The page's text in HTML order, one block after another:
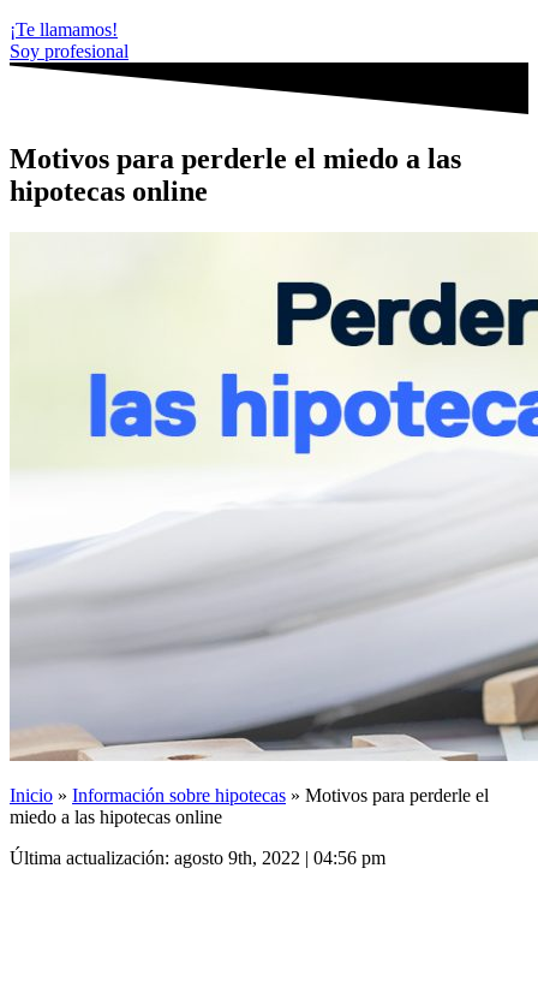
¡Te llamamos!
Soy profesional
Motivos para perderle el miedo a las
hipotecas online
Inicio » Información sobre hipotecas » Motivos para perderle el
miedo a las hipotecas online
Última actualización: agosto 9th, 2022 | 04:56 pm